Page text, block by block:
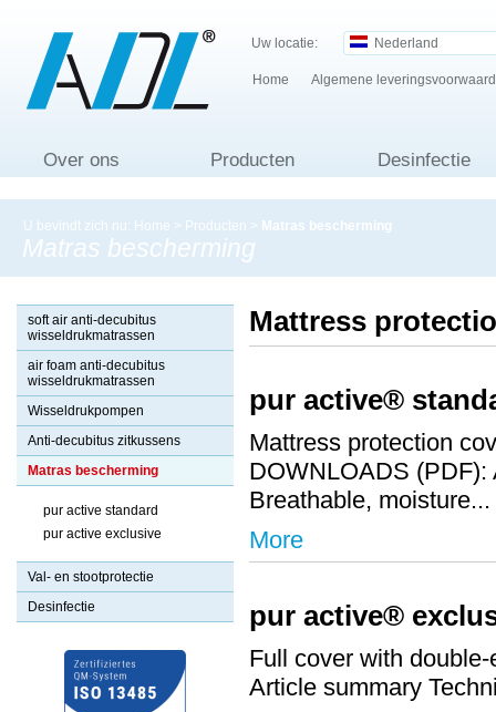
Uw locatie: Nederland
Home Algemene
Over ons Producten Desinfectie
U bevindt zich nu: Home > Producten > Matras bescherming
Matras bescherming
soft air anti-decubitus
wisseldrukmatrassen
air foam anti-decubitus
wisseldrukmatrassen
Wisseldrukpompen
Anti-decubitus zitkussens
Matras bescherming
pur active standard
pur active exclusive
Val- en stootprotectie
Desinfectie
Mattress
pur active®
Mattress protection
DOWNLOADS (PDF):
Breathable, moisture...
More
pur active®
Full cover with
Article summary